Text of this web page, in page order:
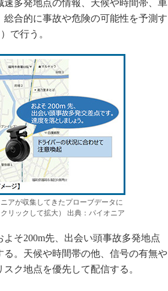
多発地点の情報、天候や時間帯、車
合的に事故や危険の可能性を予測す
で行う。
アが収集してきたプローブデータに
リックして拡大） 出典：パイオニア
そ200m先、出会い頭事故多発地点
。天候や時間帯の他、信号の有無や
ク地点を優先して配信する。